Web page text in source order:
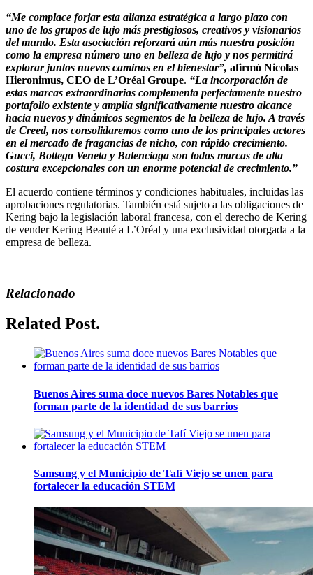
“Me complace forjar esta alianza estratégica a largo plazo con
uno de los grupos de lujo más prestigiosos, creativos y visionarios
del mundo. Esta asociación reforzará aún más nuestra posición
como la empresa número uno en belleza de lujo y nos permitirá
explorar juntos nuevos caminos en el bienestar”, afirmó Nicolas
Hieronimus, CEO de L’Oréal Groupe. “La incorporación de
estas marcas extraordinarias complementa perfectamente nuestro
portafolio existente y amplía significativamente nuestro alcance
hacia nuevos y dinámicos segmentos de la belleza de lujo. A través
de Creed, nos consolidaremos como uno de los principales actores
en el mercado de fragancias de nicho, con rápido crecimiento.
Gucci, Bottega Veneta y Balenciaga son todas marcas de alta
costura excepcionales con un enorme potencial de crecimiento.”
El acuerdo contiene términos y condiciones habituales, incluidas las
aprobaciones regulatorias. También está sujeto a las obligaciones de
Kering bajo la legislación laboral francesa, con el derecho de Kering
de vender Kering Beauté a L’Oréal y una exclusividad otorgada a la
empresa de belleza.
Relacionado
Related Post.
Buenos Aires suma doce nuevos Bares Notables que
forman parte de la identidad de sus barrios
Samsung y el Municipio de Tafí Viejo se unen para
fortalecer la educación STEM